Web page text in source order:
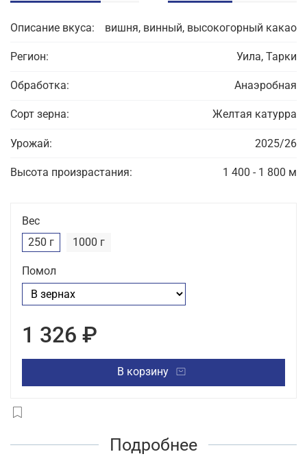
Описание вкуса: вишня, винный, высокогорный какао
Регион: Уила, Тарки
Обработка: Анаэробная
Сорт зерна: Желтая катурра
Урожай: 2025/26
Высота произрастания: 1 400 - 1 800 м
Вес
250 г
1000 г
Помол
1 326 ₽
В корзину
Подробнее